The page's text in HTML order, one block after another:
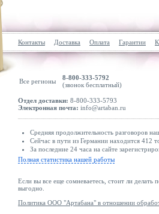
Контакты Доставка Оплата Гарантии
Все регионы
8-800-333-5792
(звонок бесплатный)
Отдел доставки: 8-800-333-5793
Электронная почта: info@artaban.ru
Средняя продолжительность разговоров
Сейчас в пути из Германии находится 412
За последние 24 часа на сайте
Полная статистика нашей работы
Если вы все еще сомневаетесь, стоит ли делать
выгодно.
Политика ООО "Артабана" в отношении